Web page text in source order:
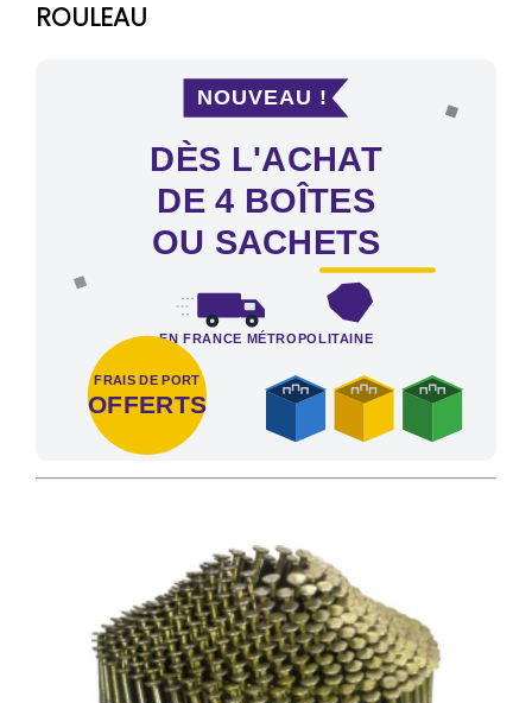
ROULEAU
NOUVEAU !
DÈS L'ACHAT
DE 4 BOÎTES
OU SACHETS
EN FRANCE MÉTROPOLITAINE
FRAIS DE PORT
OFFERTS
Frais de port offerts en France métropolitaine dès l'achat de